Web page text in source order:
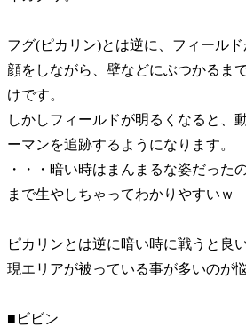
フグ(ピカリン)とは逆に、フィール
顔をしながら、壁などにぶつかるま
けです。
しかしフィールドが明るくなると、
ーマンを追跡するようになります。
・・・暗い時はまんまるな姿だった
まで生やしちゃってわかりやすいｗ
ピカリンとは逆に暗い時に戦うと良
現エリアが被っている事が多いのが
■ビビン